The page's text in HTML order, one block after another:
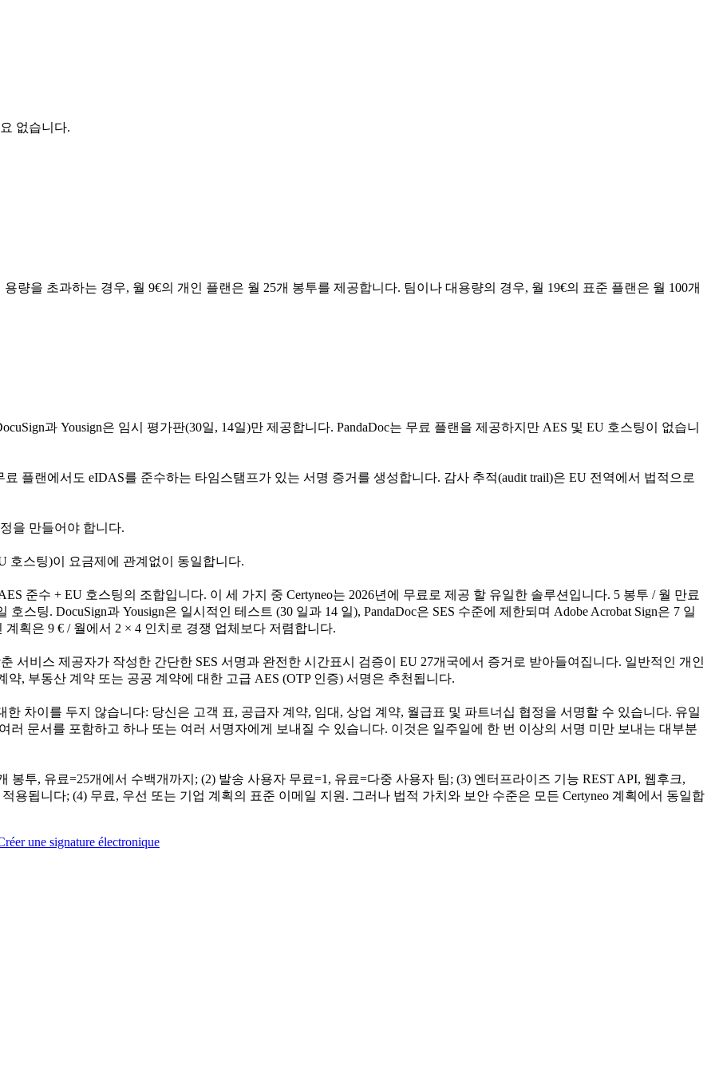
없습니다.
량을 초과하는 경우, 월 9€의 개인 플랜은 월 25개 봉투를 제공합니다. 팀이나 대용량의 경우, 월 19€의 표준 플랜은 월 100개
과 Yousign은 임시 평가판(30일, 14일)만 제공합니다. PandaDoc는 무료 플랜을 제공하지만 AES 및 EU 호스팅이 없습니
플랜에서도 eIDAS를 준수하는 타임스탬프가 있는 서명 증거를 생성합니다. 감사 추적(audit trail)은 EU 전역에서 법적으로
을 만들어야 합니다.
호스팅)이 요금제에 관계없이 동일합니다.
준수 + EU 호스팅의 조합입니다. 이 세 가지 중 Certyneo는 2026년에 무료로 제공 할 유일한 솔루션입니다. 5 봉투 / 월 만료
스팅. DocuSign과 Yousign은 일시적인 테스트 (30 일과 14 일), PandaDoc은 SES 수준에 제한되며 Adobe Acrobat Sign은 7 일
획은 9 € / 월에서 2 × 4 인치로 경쟁 업체보다 저렴합니다.
서비스 제공자가 작성한 간단한 SES 서명과 완전한 시간표시 검증이 EU 27개국에서 증거로 받아들여집니다. 일반적인 개인
, 부동산 계약 또는 공공 계약에 대한 고급 AES (OTP 인증) 서명은 추천됩니다.
한 차이를 두지 않습니다: 당신은 고객 표, 공급자 계약, 임대, 상업 계약, 월급표 및 파트너십 협정을 서명할 수 있습니다. 유일
러 문서를 포함하고 하나 또는 여러 서명자에게 보내질 수 있습니다. 이것은 일주일에 한 번 이상의 서명 미만 보내는 대부분
봉투, 유료=25개에서 수백개까지; (2) 발송 사용자 무료=1, 유료=다중 사용자 팀; (3) 엔터프라이즈 기능 REST API, 웹후크,
적용됩니다; (4) 무료, 우선 또는 기업 계획의 표준 이메일 지원. 그러나 법적 가치와 보안 수준은 모든 Certyneo 계획에서 동일합
une signature électronique